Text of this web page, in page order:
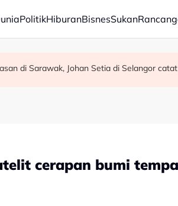
PolitikHiburanBisnesSukan
pangkal punca pokok tumbang - MBPP
kerusi bersama STAR, KDM hadapi
di Sarawak, Johan Setia di Selangor
cerapan bumi